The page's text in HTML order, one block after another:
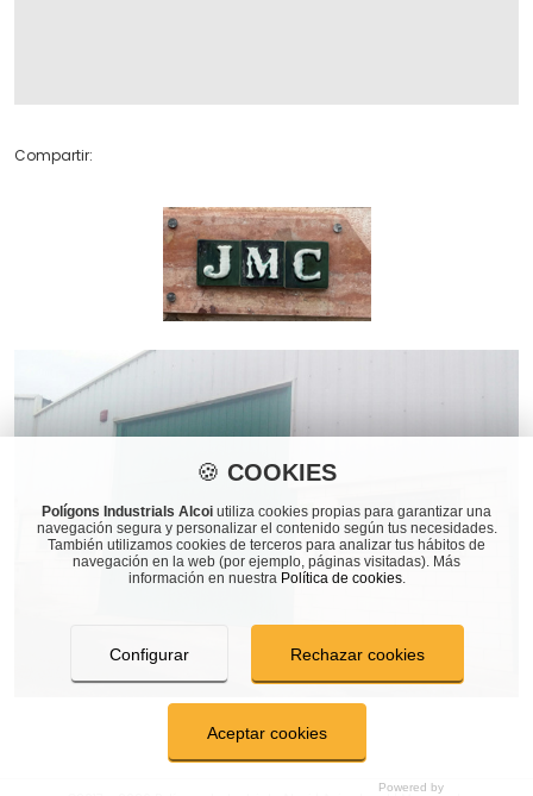
Compartir:
🍪 COOKIES
Polígons Industrials Alcoi utiliza cookies propias para garantizar una
navegación segura y personalizar el contenido según tus necesidades.
También utilizamos cookies de terceros para analizar tus hábitos de
navegación en la web (por ejemplo, páginas visitadas). Más
información en nuestra Política de cookies.
Configurar Rechazar cookies
Aceptar cookies